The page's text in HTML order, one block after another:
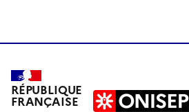
RÉPUBLIQUE
FRANÇAISE